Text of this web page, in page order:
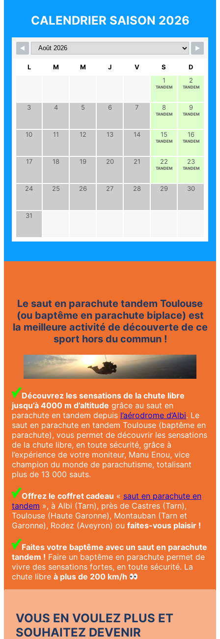
CALENDRIER SAISON 2026
L M M J V S
D
1
TANDEM
2
TANDEM
3 4 5 6 7 8
TANDEM
9
TANDEM
10 11 12 13 14 15
TANDEM
16
TANDEM
17 18 19 20 21 22
TANDEM
23
TANDEM
24 25 26 27 28 29 30
31
Le saut en parachute tandem Toulouse
(ou baptême en parachute biplace) est
la meilleure activité de découverte de ce
sport hors du commun !
Découvrez les sensations de la chute libre
jusqu’à 4000 m d’altitude grâce au saut en
parachute en tandem depuis l’aérodrome d’Albi. Le
saut en parachute en tandem Toulouse (baptême en
parachute), vous permet de découvrir les sensations
de la chute libre, en toute sécurité, grâce à
l’expérience de votre moniteur, Manu Enou, vice
champion du monde de parachutisme, totalisant
plus de 13 000 sauts.
Offrez le coffret cadeau « saut en parachute en
tandem », à Albi (Tarn), près de Castres (Tarn),
Toulouse (Haute Garonne), Montauban (Tarn et
Garonne), Rodez (Aveyron) ou faites-vous plaisir !
Faites votre baptême avec un saut en parachute
tandem ! Faire un baptême en parachute permet de
vivre des sensations fortes, en toute sécurité. La
chute libre à plus de 200 km/⁠h
VOUS EN VOULEZ PLUS ET
SOUHAITEZ DEVENIR